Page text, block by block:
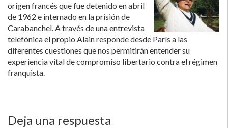
origen francés que fue detenido en abril
de 1962 e internado en la prisión de
Carabanchel. A través de una entrevista
telefónica el propio Alain responde desde Parí­s a las
diferentes cuestiones que nos permitirán entender su
experiencia vital de compromiso libertario contra el régimen
franquista.
Deja una respuesta